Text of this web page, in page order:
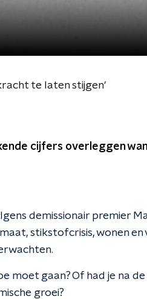
te laten stijgen'
cijfers overleggen
demissionair premier
stikstofcrisis, wonen en
moet gaan? Of had je na
groei?